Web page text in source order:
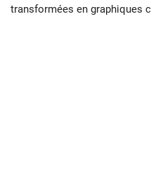
transformées en graphiques